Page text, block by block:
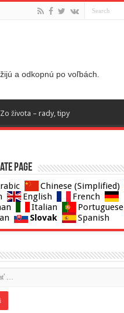
a odkopnú po voľbách.
Zo života – rady, tipy
page
Chinese (Simplified)
English
French
Italian
Portuguese
Slovak Spanish